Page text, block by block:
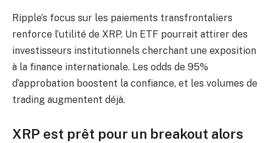
Ripple’s focus sur les paiements transfrontaliers
renforce l’utilité de XRP. Un ETF pourrait attirer des
investisseurs institutionnels cherchant une exposition
à la finance internationale. Les odds de 95%
d’approbation boostent la confiance, et les volumes de
trading augmentent déjà.
XRP est prêt pour un breakout alors